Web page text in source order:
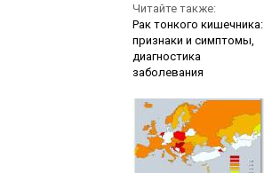
Читайте также:
Рак тонкого кишечника:
признаки и симптомы,
диагностика
заболевания